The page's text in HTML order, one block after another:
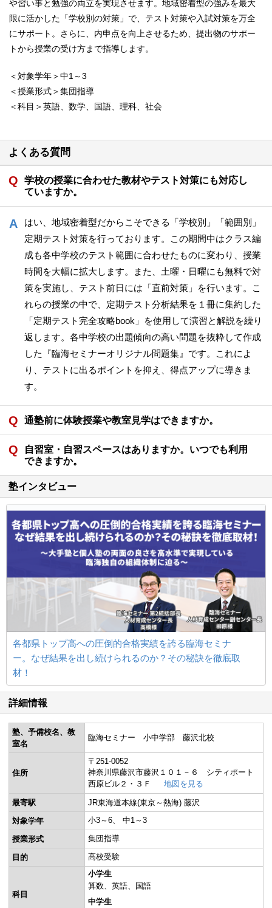
や習い事と勉強の両立を実現させます。地域密着型の強みを最大
限に活かした「学校別の対策」で、テスト対策や入試対策を万全
にサポート。さらに、内申点を向上させるため、提出物のサポー
トから授業の受け方まで指導します。
＜対象学年＞中1～3
＜授業形式＞集団指導
＜科目＞英語、数学、国語、理科、社会
よくある質問
学校の授業に合わせた教材やテスト対策にも対応し
ていますか。
はい、地域密着型だからこそできる「学校別」「範囲別」
定期テスト対策を行っております。この期間中はクラス編
成も各中学校のテスト範囲に合わせたものに変わり、授業
時間を大幅に拡大します。また、土曜・日曜にも無料で対
策を実施し、テスト前日には「直前対策」を行います。こ
れらの授業の中で、定期テスト分析結果を１冊に集約した
「定期テスト完全攻略book」を使用して演習と解説を繰り
返します。各中学校の出題傾向の高い問題を抜粋して作成
した『臨海セミナーオリジナル問題集』です。これによ
り、テストに出るポイントを抑え、得点アップに導きま
す。
通塾前に体験授業や教室見学はできますか。
自習室・自習スペースはありますか。いつでも利用
できますか。
塾インタビュー
各都県トップ高への圧倒的合格実績を誇る臨海セミナ
ー。なぜ結果を出し続けられるのか？その秘訣を徹底取
材！
詳細情報
塾、予備校名、教
室名
臨海セミナー 小中学部 藤沢北校
住所
〒251-0052
神奈川県藤沢市藤沢１０１－６ シティポート
西原ビル２・３Ｆ
地図を見る
最寄駅
JR東海道本線(東京～熱海) 藤沢
対象学年
小3～6 中1～3
授業形式 集団指導
目的 高校受験
科目
小学生
算数
英語
国語
中学生